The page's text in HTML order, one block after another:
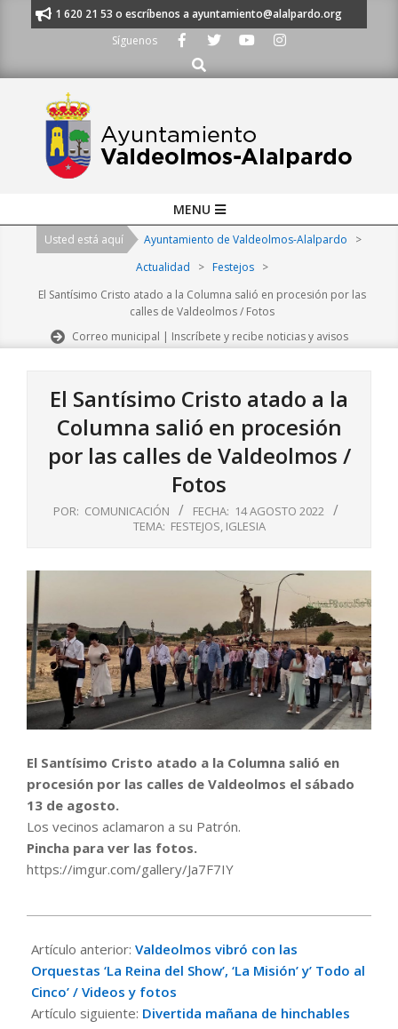
al 91 620 21 53 o escríbenos a ayuntamiento@alalpardo.org
Síguenos
Buscar
Navigation
MENU
Usted está aquí Ayuntamiento de Valdeolmos-Alalpardo
>
Actualidad
> Festejos
>
El Santísimo Cristo atado a la Columna salió en procesión por las
calles de Valdeolmos / Fotos
Correo municipal | Inscríbete y recibe noticias y avisos
El Santísimo Cristo atado a la
Columna salió en procesión
por las calles de Valdeolmos /
Fotos
POR: COMUNICACIÓN FECHA: 14 AGOSTO 2022
TEMA: FESTEJOS, IGLESIA
El Santísimo Cristo atado a la Columna salió en
procesión por las calles de Valdeolmos el sábado
13 de agosto.
Los vecinos aclamaron a su Patrón.
Pincha para ver las fotos.
https://imgur.com/gallery/Ja7F7IY
08-
14
Artículo anterior: Valdeolmos vibró con las
Orquestas ‘La Reina del Show’, ‘La Misión’ y’ Todo al
Cinco’ / Videos y fotos
Artículo siguiente: Divertida mañana de hinchables